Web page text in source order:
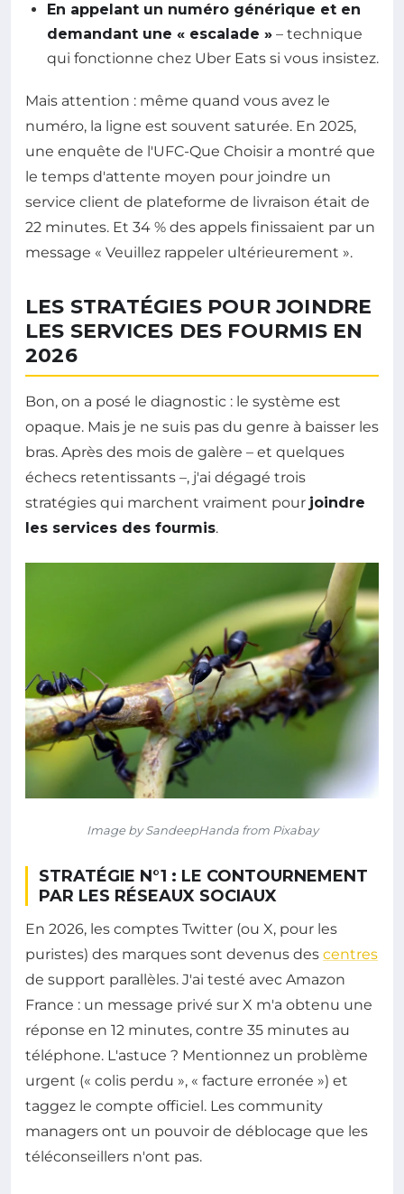
En appelant un numéro générique et en
demandant une « escalade » – technique
qui fonctionne chez Uber Eats si vous insistez.
Mais attention : même quand vous avez le
numéro, la ligne est souvent saturée. En 2025,
une enquête de l'UFC-Que Choisir a montré que
le temps d'attente moyen pour joindre un
service client de plateforme de livraison était de
22 minutes. Et 34 % des appels finissaient par un
message « Veuillez rappeler ultérieurement ».
LES STRATÉGIES POUR JOINDRE
LES SERVICES DES FOURMIS EN
2026
Bon, on a posé le diagnostic : le système est
opaque. Mais je ne suis pas du genre à baisser les
bras. Après des mois de galère – et quelques
échecs retentissants –, j'ai dégagé trois
stratégies qui marchent vraiment pour joindre
les services des fourmis.
Image by SandeepHanda from Pixabay
STRATÉGIE N°1 : LE CONTOURNEMENT
PAR LES RÉSEAUX SOCIAUX
En 2026, les comptes Twitter (ou X, pour les
puristes) des marques sont devenus des centres
de support parallèles. J'ai testé avec Amazon
France : un message privé sur X m'a obtenu une
réponse en 12 minutes, contre 35 minutes au
téléphone. L'astuce ? Mentionnez un problème
urgent (« colis perdu », « facture erronée ») et
taggez le compte officiel. Les community
managers ont un pouvoir de déblocage que les
téléconseillers n'ont pas.